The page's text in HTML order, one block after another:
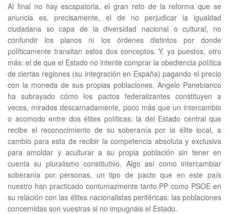
Al final no hay escapatoria, el gran reto de la reforma que se
anuncia es, precisamente, el de no perjudicar la igualdad
ciudadana so capa de la diversidad nacional o cultural, no
confundir los planos ni los órdenes distintos por donde
políticamente transitan estos dos conceptos. Y, ya puestos, otro
más: el de que el Estado no intente comprar la obediencia política
de ciertas regiones (su integración en España) pagando el precio
con la moneda de sus propias poblaciones. Angelo Panebianco
ha subrayado cómo los pactos federalizantes constituyen a
veces, mirados descarnadamente, poco más que un intercambio
o acomodo entre dos élites políticas: la del Estado central que
recibe el reconocimiento de su soberanía por la élite local, a
cambio para esta de recibir la competencia absoluta y exclusiva
para amoldar y aculturar a su propia población sin tener en
cuenta su pluralismo constitutivo. Algo así como intercambiar
soberanía por personas, un tipo de pacto que en este país
nuestro han practicado contumazmente tanto PP como PSOE en
su relación con las élites nacionalistas periféricas: las poblaciones
concernidas son vuestras si no impugnáis el Estado.